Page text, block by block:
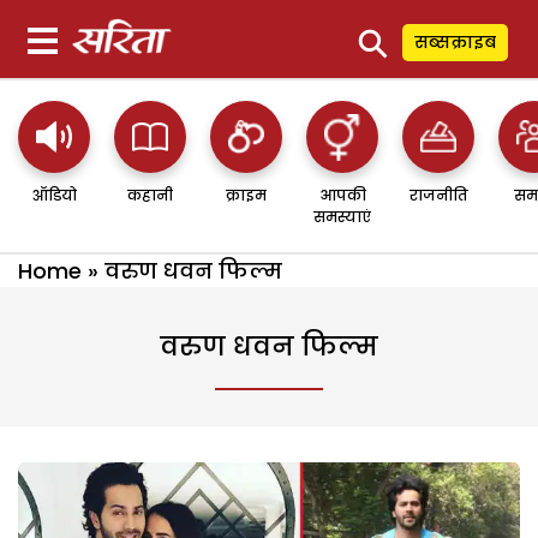
⚲ सब्सक्राइब
ऑडियो कहानी क्राइम
आपकी
समस्याएं
राजनीति
Home » वरुण धवन फिल्म
वरुण धवन फिल्म